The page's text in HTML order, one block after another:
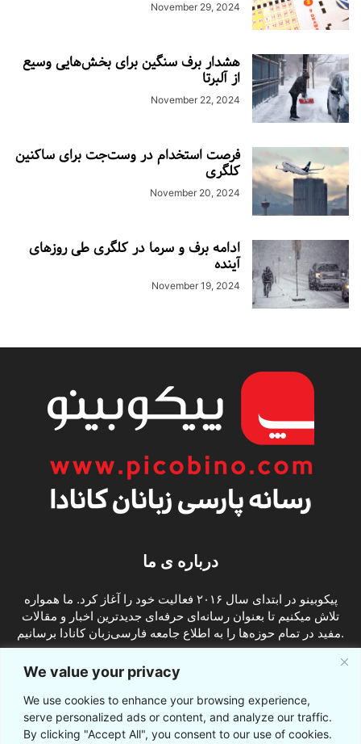
We value your privacy
We use cookies to enhance your browsing experience,
serve personalized ads or content, and analyze our traffic.
By clicking "Accept All", you consent to our use of cookies.
November 29, 2024
هشدار برف سنگین برای بخش‌هایی وسیع
از آلبرتا
November 22, 2024
فرصت استخدام در وست‌جت برای ساکنین
کلگری
November 20, 2024
ادامه برف و سرما در کلگری طی روزهای
آینده
November 19, 2024
درباره ی ما
پیکوبینو در ابتدای سال ۲۰۱۶ فعالیت خود را آغاز کرد. ما همواره
تلاش میکنیم تا بعنوان رسانه‌ای حرفه‌ای جدیدترین اخبار و مقالات
مفید در تمام حوزه‌ها را به اطلاع جامعه فارسی‌زبان کانادا برسانیم.
ما را دنبال کنید